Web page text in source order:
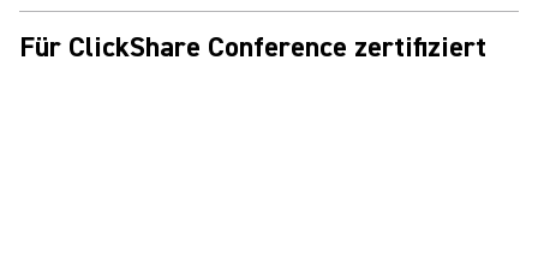
Für ClickShare Conference zertifiziert